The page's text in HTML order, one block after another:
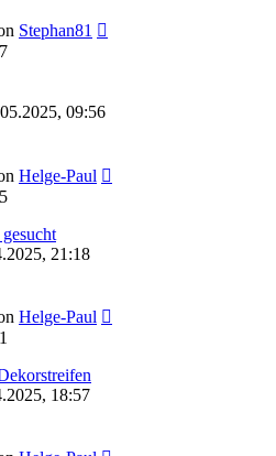
Stephan81
09:56
Helge-Paul
21:18
Helge-Paul
18:57